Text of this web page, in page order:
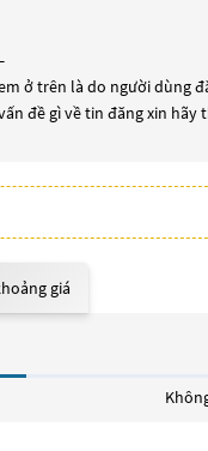
ở trên là do người dùng
đề gì về tin đăng xin
giá